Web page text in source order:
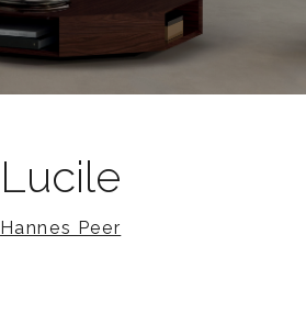
Lucile
Hannes Peer